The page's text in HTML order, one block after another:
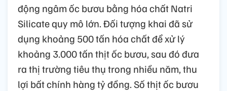
động ngâm ốc bươu bằng hóa chất Natri
Silicate quy mô lớn. Đối tượng khai đã sử
dụng khoảng 500 tấn hóa chất để xử lý
khoảng 3.000 tấn thịt ốc bươu, sau đó đưa
ra thị trường tiêu thụ trong nhiều năm, thu
lợi bất chính hàng tỷ đồng. Số thịt ốc bươu